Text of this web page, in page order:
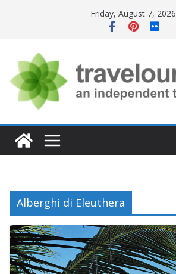
Friday, August 7, 2026
Alberghi di Eleuthera